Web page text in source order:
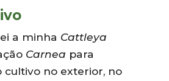
a minha Cattleya
Carnea para
no exterior, no